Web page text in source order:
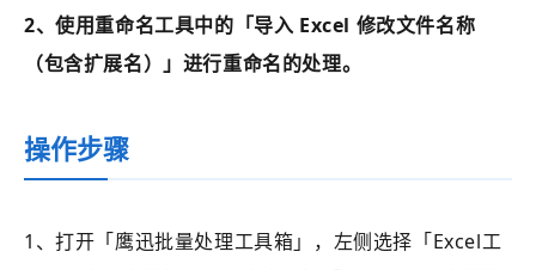
2、使用重命名工具中的「导入 Excel 修改文件名称
（包含扩展名）」进行重命名的处理。
操作步骤
1、打开 「鹰迅批量处理工具箱」 ，左侧选择 「Excel工